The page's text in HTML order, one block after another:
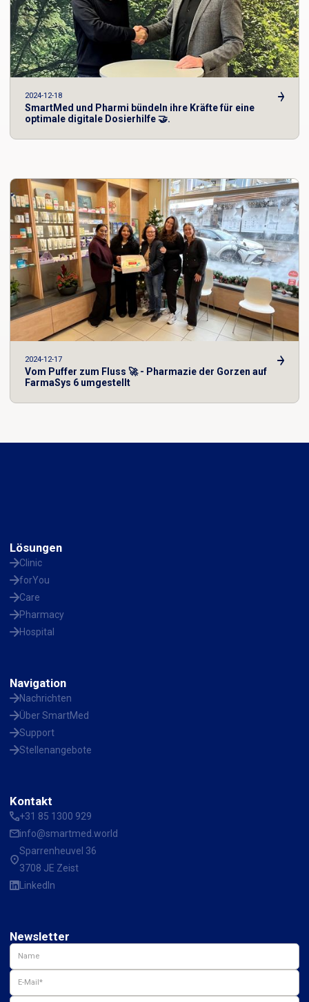
2024-12-18
SmartMed und Pharmi bündeln ihre Kräfte für eine
optimale digitale Dosierhilfe 🤝.
2024-12-17
Vom Puffer zum Fluss 🚀 - Pharmazie der Gorzen auf
FarmaSys 6 umgestellt
Lösungen
Clinic
forYou
Care
Pharmacy
Hospital
Navigation
Nachrichten
Über SmartMed
Support
Stellenangebote
Kontakt
+31 85 1300 929
info@smartmed.world
Sparrenheuvel 36
3708 JE Zeist
LinkedIn
Newsletter